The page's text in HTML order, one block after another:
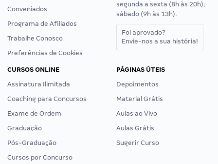
Conveniados
Programa de Afiliados
Trabalhe Conosco
Preferências de Cookies
segunda a sexta (8h às 20h),
sábado (9h às 13h).
Foi aprovado?
Envie-nos a sua história!
CURSOS ONLINE
Assinatura Ilimitada
Coaching para Concursos
Exame de Ordem
Graduação
Pós-Graduação
Cursos por Concurso
PÁGINAS ÚTEIS
Depoimentos
Material Grátis
Aulas ao Vivo
Aulas Grátis
Sugerir Curso